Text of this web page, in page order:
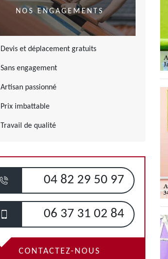
NOS ENGAGEMENTS
Devis et déplacement gratuits
Sans engagement
Artisan passionné
Prix imbattable
Travail de qualité
04 82 29 50 97
06 37 31 02 84
CONTACTEZ-NOUS